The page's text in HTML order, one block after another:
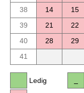
38
14 15
39
21 22
40
28 29
41
Ledig